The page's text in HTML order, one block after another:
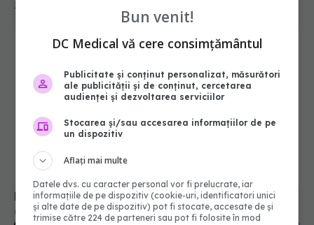
30 ian 2026, 11:09
De ce unele persoane nu se îmbolnăvesc
06 sep 2025, 09:30
Bun venit!
DC Medical vă cere consimțământul
Publicitate și conținut personalizat, măsurători
ale publicității și de conținut, cercetarea
audienței și dezvoltarea serviciilor
Stocarea și/sau accesarea informațiilor de pe
un dispozitiv
Aflați mai multe
Datele dvs. cu caracter personal vor fi prelucrate, iar
informațiile de pe dispozitiv (cookie-uri, identificatori unici
și alte date de pe dispozitiv) pot fi stocate, accesate de și
trimise către 224 de parteneri sau pot fi folosite în mod